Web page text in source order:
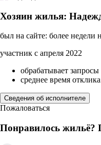
Хозяин жилья:
был на сайте: более недели
участник с апреля 2022
обрабатывает запросы
среднее время
Сведения об исполнителе
Пожаловаться
Понравилось жильё?